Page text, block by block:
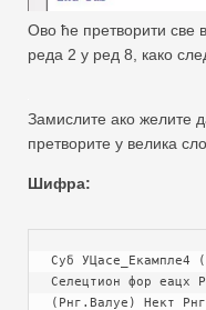
Ово ће претворити све
реда 2 у ред 8, како
Замислите ако желите
претворите у велика
Шифра:
Суб
Селецтион фор еацх
(Рнг.Валуе) Нект